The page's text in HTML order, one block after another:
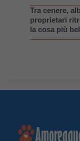
Tra cenere,
proprietari
la cosa più